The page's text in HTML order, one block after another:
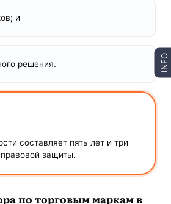
и
решения.
составляет пять лет и три
защиты.
по торговым маркам в
INFO